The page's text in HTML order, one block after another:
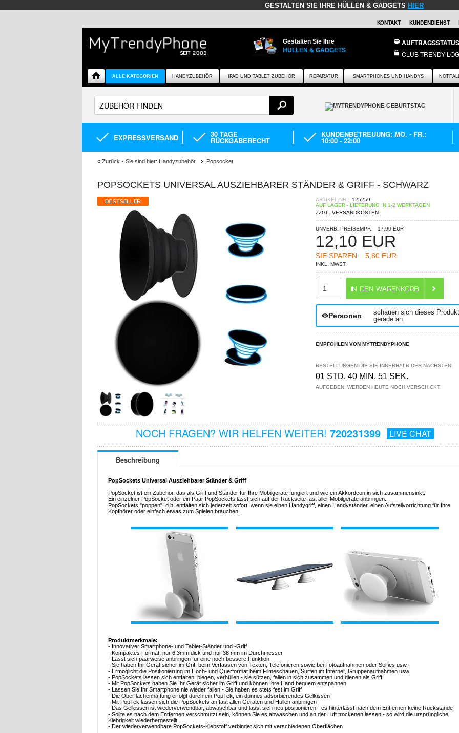
GESTALTEN SIE IHRE HÜLLEN & GADGETS HIER
KONTAKT KUNDENDIENST
Gestalten Sie Ihre
HÜLLEN & GADGETS
AUFTRAGSSTATUS
CLUB TRENDY-
ALLE KATEGORIEN HANDYZUBEHÖR IPAD UND TABLET ZUBEHÖR REPARATUR SMARTPHONES UND HANDYS
EXPRESSVERSAND 30 TAGE
RÜCKGABERECHT
KUNDENBETREUUNG: MO. - FR.:
10:00 - 22:00
« Zurück - Sie sind hier: Handyzubehör Popsocket
POPSOCKETS UNIVERSAL AUSZIEHBARER STÄNDER & GRIFF - SCHWARZ
ARTIKEL-NR.:
125259
AUF LAGER - LIEFERUNG IN 1-2 WERKTAGEN
ZZGL. VERSANDKOSTEN
UNVERB. PREISEMPF.: 17,90 EUR
12,10 EUR
SIE SPAREN: 5,80 EUR
INKL. MWST
Personen
schauen sich dieses Produkt
gerade an.
EMPFOHLEN VON MYTRENDYPHONE
BESTELLUNGEN DIE SIE INNERHALB DER NÄCHSTEN
01 STD. 40 MIN. 51 SEK.
AUFGEBEN, WERDEN HEUTE NOCH VERSCHICKT!
NOCH FRAGEN? WIR HELFEN WEITER! 720231399 LIVE CHAT
Beschreibung
PopSockets Universal Ausziehbarer Ständer & Griff
PopSocket ist ein Zubehör, das als Griff und Ständer für Ihre Mobilgeräte fungiert und wie ein Akkordeon in sich zusammensinkt.
Ein einzelner PopSocket oder ein Paar PopSockets lässt sich auf der Rückseite fast aller Mobilgeräte anbringen.
PopSockets "poppen", d.h. entfalten sich jederzeit sofort, wenn sie einen Handygriff, einen Handyständer, einen Aufstellvorrichtung für Ihre
Kopfhörer oder einfach etwas zum Spielen brauchen.
Produktmerkmale:
- Innovativer Smartphone- und Tablet-Ständer und -Griff
- Kompaktes Format: nur 6.3mm dick und nur 38 mm im Durchmesser
- Lässt sich paarweise anbringen für eine noch bessere Funktion
- Sie haben Ihr Gerät sicher im Griff beim Verfassen von Texten, Telefonieren sowie bei Fotoaufnahmen oder Selfies usw.
- Ermöglicht die Positionierung im Hoch- und Querformat beim Filmeschauen, Surfen im Internet, Gruppenaufnahmen usw.
- PopSockets lassen sich entfalten, biegen, verhüllen - sie sützen, fallen in sich zusammen und dienen als Griff
- Mit PopSockets haben Sie Ihr Gerät sicher im Griff und können Ihre Hand bequem entspannen
- Lassen Sie Ihr Smartphone nie wieder fallen - Sie haben es stets fest im Griff
- Die Oberflächenhaftung erfolgt durch ein PopTek, ein dünnes adsorbierendes Gelkissen
- Mit PopTek lassen sich die PopSockets an fast allen Geräten und Hüllen anbringen
- Das Gelkissen ist wiederverwendbar, abwaschbar und lässt sich neu positionieren - es hinterlässt nach dem Entfernen keine Rückstände
- Sollte es nach dem Entfernen verschmutzt sein, können Sie es abwaschen und an der Luft trockenen lassen - so wird die ursprüngliche
Klebrigkeit wiederhergestellt
- Der wiederverwendbare PopSockets-Klebstoff verbindet sich mit verschiedenen Oberflächen